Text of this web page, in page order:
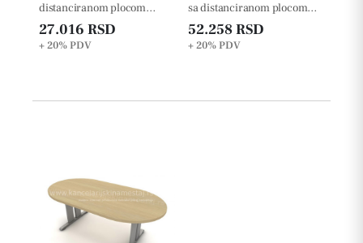
distanciranom plocom
36mm
27.016 RSD
+ 20%PDV
sa distanciranom plocom
36mm za dva radna mesta
52.258 RSD
+ 20%PDV